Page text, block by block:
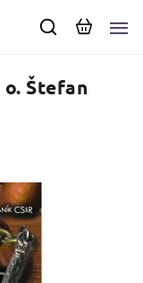
o. Štefan